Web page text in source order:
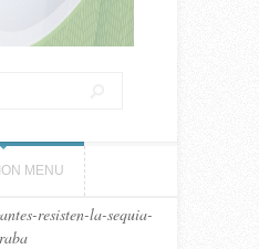
MENU
resisten-la-sequia-